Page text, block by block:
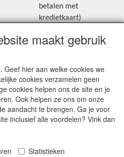
betalen met
kredietkaart)
op de hoogte van de laatste
Facebookpagina.
maakt gebruik
Geef hier aan welke cookies we
cookies verzamelen geen
cookies helpen ons de site en je
Ook helpen ze ons om onze
aandacht te brengen. Ga je voor
inclusief alle voordelen? Vink dan
Statistieken